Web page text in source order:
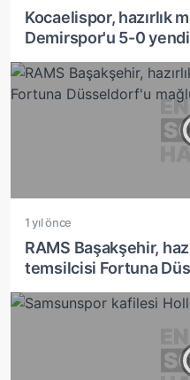
Kocaelispor, hazırlık
Demirspor'u 5-0 yendi
1 yıl önce
RAMS Başakşehir,
temsilcisi Fortuna